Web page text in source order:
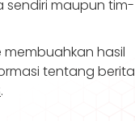
sendiri maupun tim-
hasil
tentang berita
.